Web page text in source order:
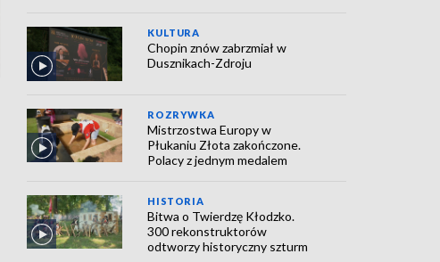
KULTURA
Chopin znów zabrzmiał w
Dusznikach-Zdroju
ROZRYWKA
Mistrzostwa Europy w
Płukaniu Złota zakończone.
Polacy z jednym medalem
HISTORIA
Bitwa o Twierdzę Kłodzko.
300 rekonstruktorów
odtworzy historyczny szturm